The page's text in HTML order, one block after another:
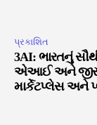
પ્રકાશિત
3AI: ભારતનું
એઆઈ અને
માર્કેટપ્લેસ અને